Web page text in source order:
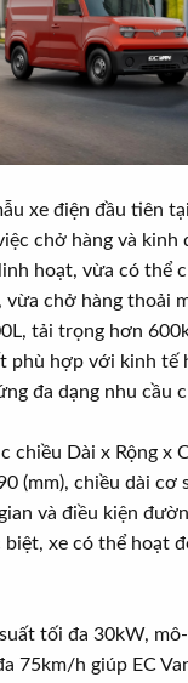
xe điện đầu tiên
chở hàng và kinh
hoạt, vừa có thể
chở hàng thoải
tải trọng hơn
phù hợp với kinh tế
đa dạng nhu cầu
chiều Dài x Rộng x
(mm), chiều dài cơ
và điều kiện
xe có thể hoạt
tối đa 30kW,
75km/h giúp EC